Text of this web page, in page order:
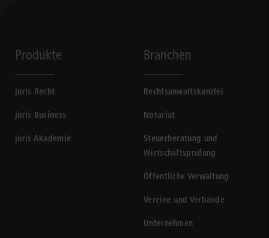
Produkte
juris Recht
juris Business
juris Akademie
Branchen
Rechtsanwaltskanzlei
Notariat
Steuerberatung und
Wirtschaftsprüfung
Öffentliche Verwaltung
Vereine und Verbände
Unternehmen